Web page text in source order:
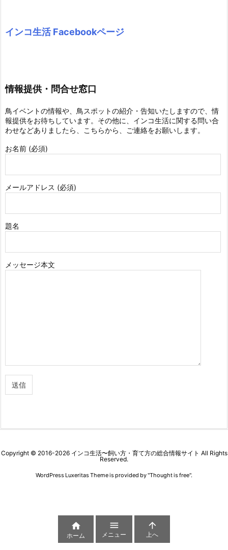
インコ生活 Facebookページ
情報提供・問合せ窓口
鳥イベントの情報や、鳥スポットの紹介・告知いたしますので、情
報提供をお待ちしています。その他に、インコ生活に関する問い合
わせなどありましたら、こちらから、ご連絡をお願いします。
お名前 (必須)
メールアドレス (必須)
題名
メッセージ本文
Copyright © 2016-2026 インコ生活〜飼い方・育て方の総合情報サイト All Rights
Reserved.
WordPress Luxeritas Theme is provided by "Thought is free".

ホーム

メニュー

上へ